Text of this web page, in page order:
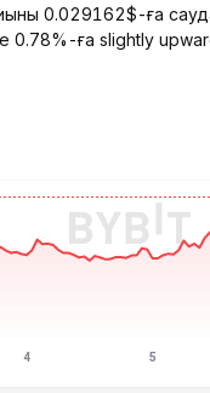
0.029162$-ға
0.78%-ға slightly